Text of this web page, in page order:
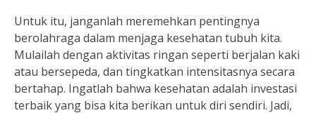
Untuk itu, janganlah meremehkan pentingnya
berolahraga dalam menjaga kesehatan tubuh kita.
Mulailah dengan aktivitas ringan seperti berjalan kaki
atau bersepeda, dan tingkatkan intensitasnya secara
bertahap. Ingatlah bahwa kesehatan adalah investasi
terbaik yang bisa kita berikan untuk diri sendiri. Jadi,